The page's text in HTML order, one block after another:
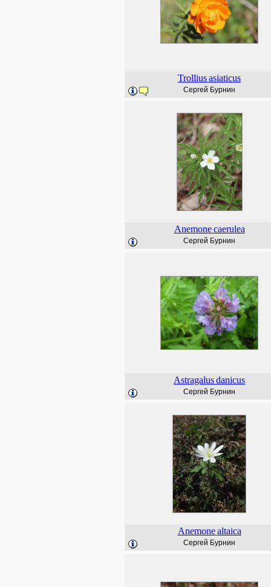
Trolliusasiaticus
Сергей Бурнин
Anemone caerulea
Сергей Бурнин
Astragalusdanicus
Сергей Бурнин
Anemone altaica
Сергей Бурнин